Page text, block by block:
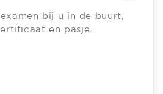
bij u in de buurt,
en pasje.